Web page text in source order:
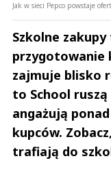
Jak w sieci Pepco powstaje
Szkolne
przygotowanie
zajmuje blisko
to School
angażują
kupców.
trafiają do